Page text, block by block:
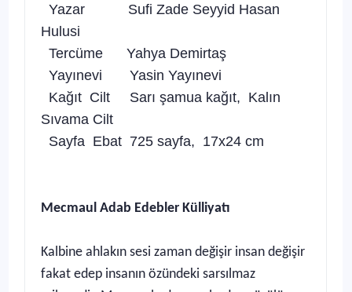
Yazar
Sufi Zade Seyyid Hasan
Hulusi
Tercüme
Yahya Demirtaş
Yayınevi
Yasin Yayınevi
Kağıt Cilt
Sarı şamua kağıt, Kalın
Sıvama Cilt
Sayfa Ebat 725 sayfa, 17x24 cm
Mecmaul Adab Edebler Külliyatı
Kalbine ahlakın sesi zaman değişir insan değişir
fakat edep insanın özündeki sarsılmaz